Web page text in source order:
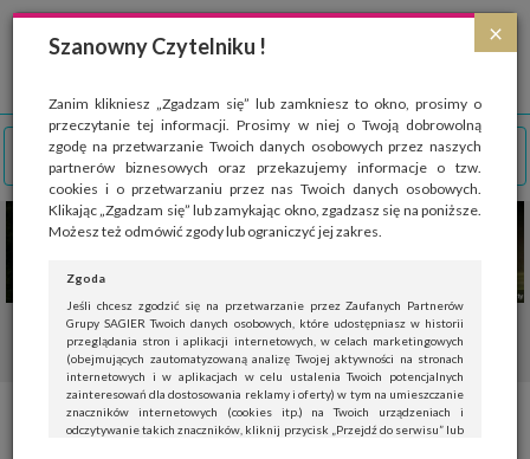
×
Szanowny Czytelniku !
Zanim klikniesz „Zgadzam się” lub zamkniesz to okno, prosimy o
przeczytanie tej informacji. Prosimy w niej o Twoją dobrowolną
zgodę na przetwarzanie Twoich danych osobowych przez naszych
partnerów biznesowych oraz przekazujemy informacje o tzw.
cookies i o przetwarzaniu przez nas Twoich danych osobowych.
Klikając „Zgadzam się” lub zamykając okno, zgadzasz się na poniższe.
Możesz też odmówić zgody lub ograniczyć jej zakres.
Zgoda
Jeśli chcesz zgodzić się na przetwarzanie przez Zaufanych Partnerów
Grupy SAGIER Twoich danych osobowych, które udostępniasz w historii
przeglądania stron i aplikacji internetowych, w celach marketingowych
(obejmujących zautomatyzowaną analizę Twojej aktywności na stronach
internetowych i w aplikacjach w celu ustalenia Twoich potencjalnych
zainteresowań dla dostosowania reklamy i oferty) w tym na umieszczanie
znaczników internetowych (cookies itp.) na Twoich urządzeniach i
odczytywanie takich znaczników, kliknij przycisk „Przejdź do serwisu” lub
Strona wykorzystuje pliki cookies, które służą głównie do celów statystycznych.
Wyrażając zgodę na używanie 'cookies', zezwalasz na zapisanie ich w pamięci
przeglądarki. Przejdź do
polityki cookies
FOTO